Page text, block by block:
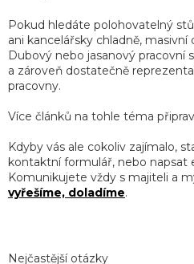
Pokud hledáte polohovatelný
ani kancelářsky chladně, masivní
Dubový nebo jasanový pracovní
a zároveň dostatečně
pracovny.
Více článků na tohle téma
Kdyby vás ale cokoliv zajímalo,
kontaktní formulář, nebo napsat
Komunikujete vždy s majiteli a
vyřešíme, doladíme.
Nejčastější otázky